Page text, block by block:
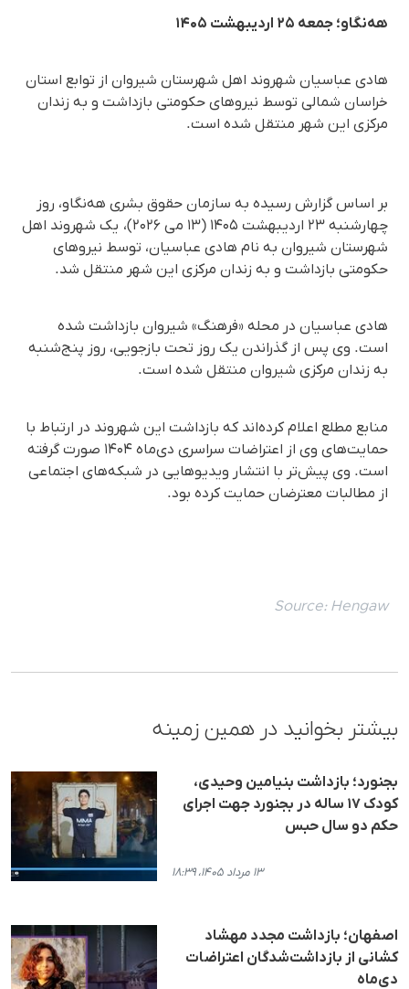
هه‌نگاو؛ جمعه ۲۵ اردیبهشت ۱۴۰۵
هادی عباسیان شهروند اهل شهرستان شیروان از توابع استان
خراسان شمالی توسط نیروهای حکومتی بازداشت و به زندان
مرکزی این شهر منتقل شده است.
بر اساس گزارش رسیده به سازمان حقوق بشری هه‌نگاو، روز
چهارشنبه ۲۳ اردیبهشت ۱۴۰۵ (۱۳ می ۲۰۲۶)، یک شهروند اهل
شهرستان شیروان به نام هادی عباسیان، توسط نیروهای
حکومتی بازداشت و به زندان مرکزی این شهر منتقل شد.
هادی عباسیان در محله «فرهنگ» شیروان بازداشت شده
است. وی پس از گذراندن یک روز تحت بازجویی، روز پنج‌شنبه
به زندان مرکزی شیروان منتقل شده است.
منابع مطلع اعلام کرده‌اند که بازداشت این شهروند در ارتباط با
حمایت‌های وی از اعتراضات سراسری دی‌ماه ۱۴۰۴ صورت گرفته
است. وی پیش‌تر با انتشار ویدیوهایی در شبکه‌های اجتماعی
از مطالبات معترضان حمایت کرده بود.
Source: Hengaw
بیشتر بخوانید در همین زمینه
بجنورد؛ بازداشت بنیامین وحیدی،
کودک ۱۷ ساله در بجنورد جهت اجرای
حکم دو سال حبس
۱۳ مرداد ۱۴۰۵، ۱۸:۳۹
اصفهان؛ بازداشت مجدد مهشاد
کشانی از بازداشت‌شدگان اعتراضات
دی‌ماه